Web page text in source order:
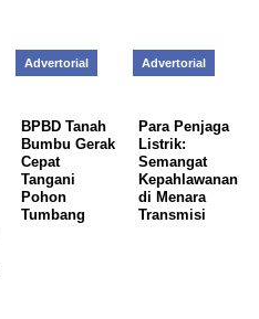
Advertorial
BPBD Tanah
Bumbu Gerak
Cepat
Tangani
Pohon
Tumbang
Advertorial
Para Penjaga
Listrik:
Semangat
Kepahlawanan
di Menara
Transmisi